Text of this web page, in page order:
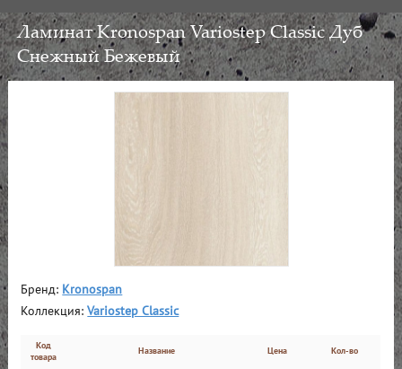
Ламинат Kronospan Variostep Classic Дуб
Снежный Бежевый
Бренд: Kronospan
Коллекция:Variostep Classic
Код
товара
Название Цена Кол-во